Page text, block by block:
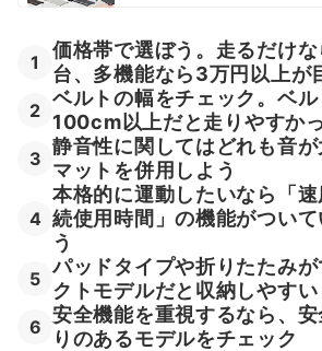
ランキングもチェック！
1
価格帯で選ぼう。走るだけ
台、多機能なら3万円以上が
2
ベルトの幅をチェック。ベ
100cm以上だと走りやすか
3
静音性に関してはどれも音
マットを併用しよう
4
本格的に運動したいなら「
続使用時間」の機能がつい
う
5
パッドタイプや折りたたみ
クトモデルだと収納しやすい
6
安全機能を重視するなら、
りのあるモデルをチェック